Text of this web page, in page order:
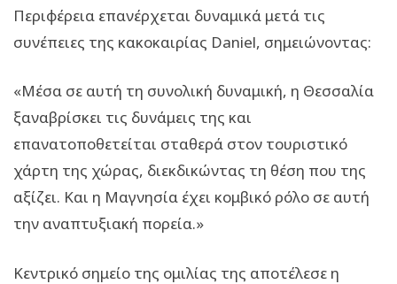
Περιφέρεια επανέρχεται δυναμικά μετά τις
συνέπειες της κακοκαιρίας Daniel, σημειώνοντας:
«Μέσα σε αυτή τη συνολική δυναμική, η Θεσσαλία
ξαναβρίσκει τις δυνάμεις της και
επανατοποθετείται σταθερά στον τουριστικό
χάρτη της χώρας, διεκδικώντας τη θέση που της
αξίζει. Και η Μαγνησία έχει κομβικό ρόλο σε αυτή
την αναπτυξιακή πορεία.»
Κεντρικό σημείο της ομιλίας της αποτέλεσε η